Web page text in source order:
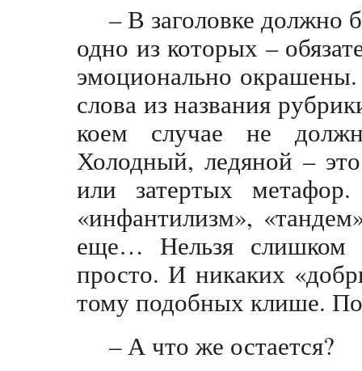
– В заголовке должно
одно из которых –
эмоционально окрашены.
слова из названия
коем случае не
Холодный, ледяной –
или затертых
«инфантилизм»,
еще… Нельзя слишком
просто. И никаких
тому подобных клише.
– А что же остается?